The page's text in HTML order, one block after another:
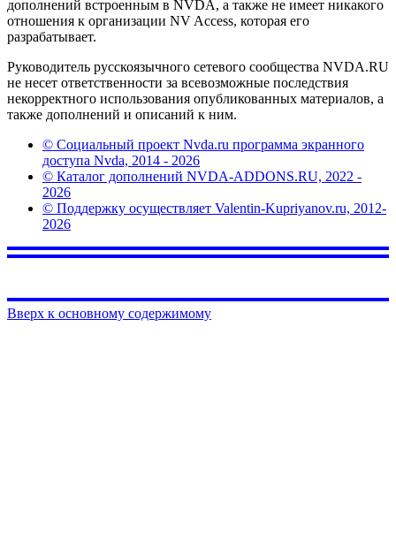
дополнений встроенным в NVDA, а также не имеет никакого
отношения к организации NV Access, которая его
разрабатывает.
Руководитель русскоязычного сетевого сообщества NVDA.RU
не несет ответственности за всевозможные последствия
некорректного использования опубликованных материалов, а
также дополнений и описаний к ним.
© Социальный проект Nvda.ru программа экранного
доступа Nvda, 2014 - 2026
© Каталог дополнений NVDA-ADDONS.RU, 2022 -
2026
© Поддержку осуществляет Valentin-Kupriyanov.ru, 2012-
2026
Вверх к основному содержимому